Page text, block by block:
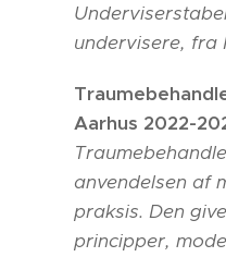
undervisere, fra
Aarhus 2022-
anvendelsen af
praksis. Den
principper,